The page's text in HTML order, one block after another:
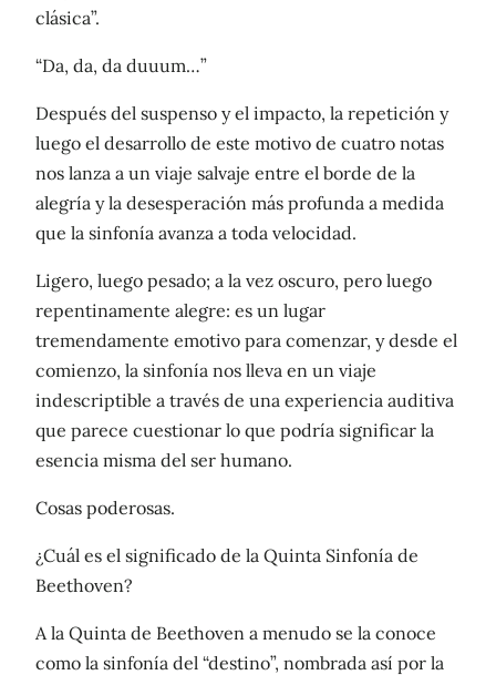
clásica”.
“Da, da, da duuum…”
Después del suspenso y el impacto, la repetición y
luego el desarrollo de este motivo de cuatro notas
nos lanza a un viaje salvaje entre el borde de la
alegría y la desesperación más profunda a medida
que la sinfonía avanza a toda velocidad.
Ligero, luego pesado; a la vez oscuro, pero luego
repentinamente alegre: es un lugar
tremendamente emotivo para comenzar, y desde el
comienzo, la sinfonía nos lleva en un viaje
indescriptible a través de una experiencia auditiva
que parece cuestionar lo que podría significar la
esencia misma del ser humano.
Cosas poderosas.
¿Cuál es el significado de la Quinta Sinfonía de
Beethoven?
A la Quinta de Beethoven a menudo se la conoce
como la sinfonía del “destino”, nombrada así por la